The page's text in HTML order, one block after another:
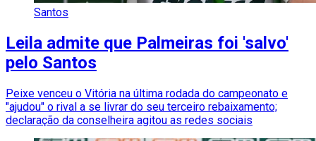
Santos
Leila admite que Palmeiras foi 'salvo'
pelo Santos
Peixe venceu o Vitória na última rodada do campeonato e
"ajudou" o rival a se livrar do seu terceiro rebaixamento;
declaração da conselheira agitou as redes sociais